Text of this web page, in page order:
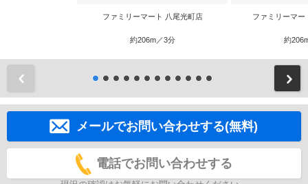
ファミリーマート 八尾光町店
約206m／3分
ファミリーマー
約
メールでお問い合わせする(無料)
電話でお問い合わせする